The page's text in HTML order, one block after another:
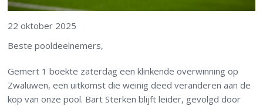
22 oktober 2025
Beste pooldeelnemers,
Gemert 1 boekte zaterdag een klinkende overwinning op
Zwaluwen, een uitkomst die weinig deed veranderen aan de
kop van onze pool. Bart Sterken blijft leider, gevolgd door